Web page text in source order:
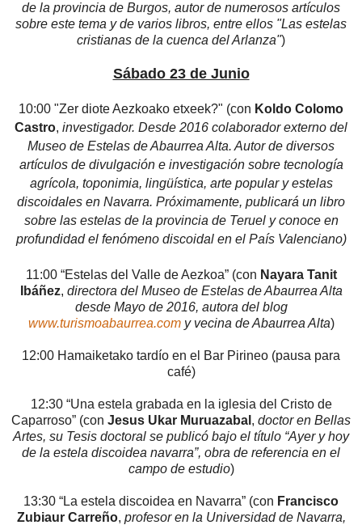
de la provincia de Burgos, autor de numerosos artículos
sobre este tema y de varios libros, entre ellos "Las estelas
cristianas de la cuenca del Arlanza")
Sábado 23 de Junio
10:00 "Zer diote Aezkoako etxeek?" (con Koldo Colomo
Castro, investigador. Desde 2016 colaborador externo del
Museo de Estelas de Abaurrea Alta. Autor de diversos
artículos de divulgación e investigación sobre tecnología
agrícola, toponimia, lingüística, arte popular y estelas
discoidales en Navarra. Próximamente, publicará un libro
sobre las estelas de la provincia de Teruel y conoce en
profundidad el fenómeno discoidal en el País Valenciano)
11:00 “Estelas del Valle de Aezkoa” (con Nayara Tanit
Ibáñez, directora del Museo de Estelas de Abaurrea Alta
desde Mayo de 2016, autora del blog
www.turismoabaurrea.comy vecina de Abaurrea Alta)
12:00 Hamaiketako tardío en el Bar Pirineo (pausa para
café)
12:30 “Una estela grabada en la iglesia del Cristo de
Caparroso” (con Jesus Ukar Muruazabal , doctor en Bellas
Artes, su Tesis doctoral se publicó bajo el título “Ayer y hoy
de la estela discoidea navarra”, obra de referencia en el
campo de estudio)
13:30 “La estela discoidea en Navarra” (con Francisco
Zubiaur Carreño, profesor en la Universidad de Navarra,